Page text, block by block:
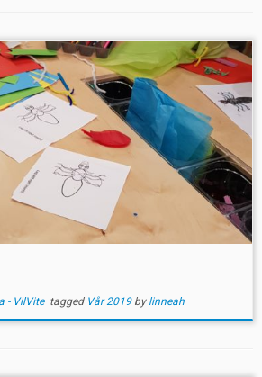
- VilVite tagged Vår 2019 by linneah